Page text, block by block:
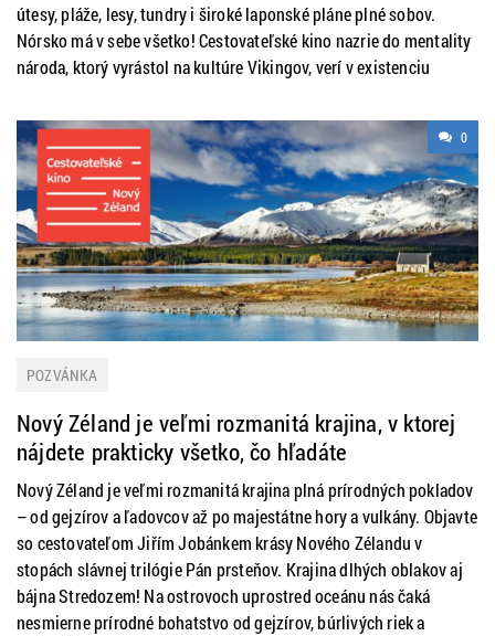
útesy, pláže, lesy, tundry i široké laponské pláne plné sobov.
Nórsko má v sebe všetko! Cestovateľské kino nazrie do mentality
národa, ktorý vyrástol na kultúre Vikingov, verí v existenciu
0
POZVÁNKA
Nový Zéland je veľmi rozmanitá krajina, v ktorej
nájdete prakticky všetko, čo hľadáte
Nový Zéland je veľmi rozmanitá krajina plná prírodných pokladov
– od gejzírov a ľadovcov až po majestátne hory a vulkány. Objavte
so cestovateľom Jiřím Jobánkem krásy Nového Zélandu v
stopách slávnej trilógie Pán prsteňov. Krajina dlhých oblakov aj
bájna Stredozem! Na ostrovoch uprostred oceánu nás čaká
nesmierne prírodné bohatstvo od gejzírov, búrlivých riek a